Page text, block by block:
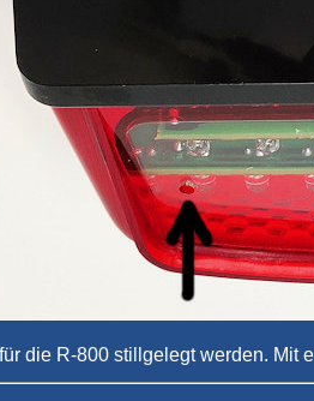
die R-800 stillgelegt werden.